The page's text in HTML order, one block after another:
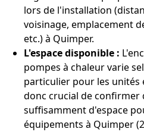
lors de l'installation
voisinage, emplacement
etc.) à Quimper.
L'espace disponible :
pompes à chaleur varie
particulier pour les unités
donc crucial de confirmer
suffisamment d'espace
équipements à Quimper